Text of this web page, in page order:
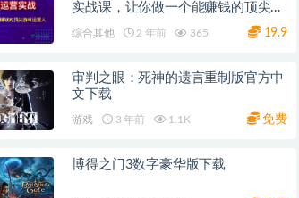
实战课，让你做一个能赚钱的顶尖游
综合其他 2 年前 365 19.9
审判之眼：死神的遗言重制版官方中
文下载
游戏 3 年前 1.1K 免费
博得之门3数字豪华版下载